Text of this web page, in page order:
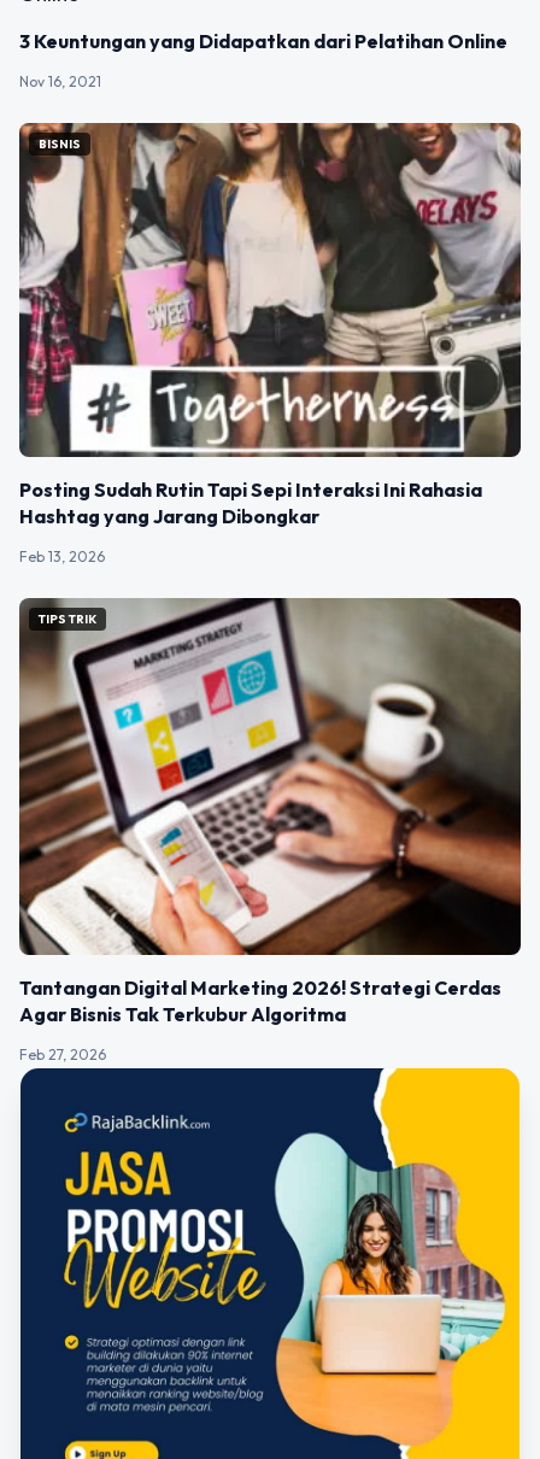
3 Keuntungan yang Didapatkan dari Pelatihan Online
Nov 16, 2021
BISNIS
Posting Sudah Rutin Tapi Sepi Interaksi Ini Rahasia
Hashtag yang Jarang Dibongkar
Feb 13, 2026
TIPS TRIK
Tantangan Digital Marketing 2026! Strategi Cerdas
Agar Bisnis Tak Terkubur Algoritma
Feb 27, 2026